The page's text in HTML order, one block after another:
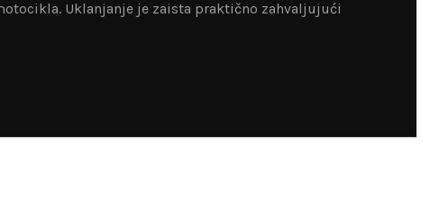
Uklanjanje je zaista praktično zahvaljujući